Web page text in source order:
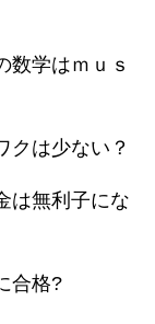
数学はｍｕｓ
クは少ない？
は無利子にな
合格?